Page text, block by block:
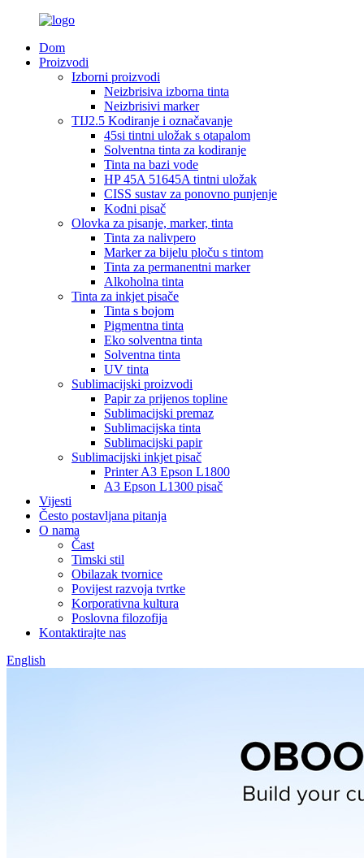
Dom
Proizvodi
Izborni proizvodi
Neizbrisiva izborna tinta
Neizbrisivi marker
TIJ2.5 Kodiranje i označavanje
45si tintni uložak s otapalom
Solventna tinta za kodiranje
Tinta na bazi vode
HP 45A 51645A tintni uložak
CISS sustav za ponovno punjenje
Kodni pisač
Olovka za pisanje, marker, tinta
Tinta za nalivpero
Marker za bijelu ploču s tintom
Tinta za permanentni marker
Alkoholna tinta
Tinta za inkjet pisače
Tinta s bojom
Pigmentna tinta
Eko solventna tinta
Solventna tinta
UV tinta
Sublimacijski proizvodi
Papir za prijenos topline
Sublimacijski premaz
Sublimacijska tinta
Sublimacijski papir
Sublimacijski inkjet pisač
Printer A3 Epson L1800
A3 Epson L1300 pisač
Vijesti
Često postavljana pitanja
O nama
Čast
Timski stil
Obilazak tvornice
Povijest razvoja tvrtke
Korporativna kultura
Poslovna filozofija
Kontaktirajte nas
English